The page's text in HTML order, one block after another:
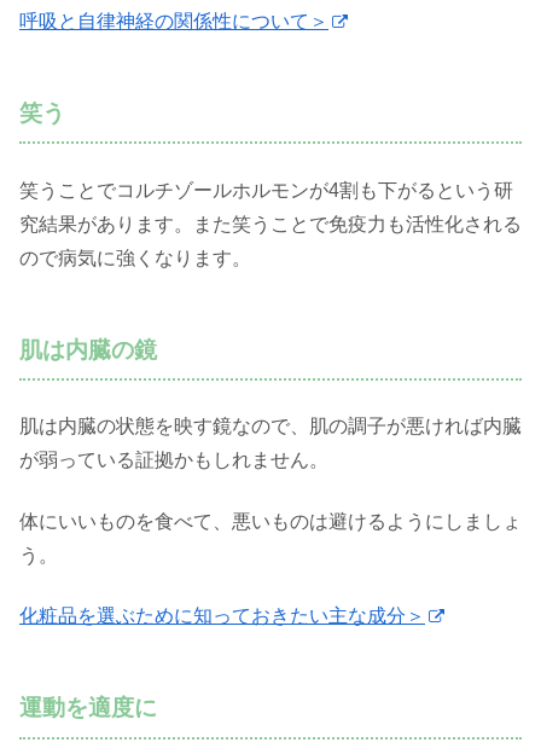
呼吸と自律神経の関係性について＞
笑う
笑うことでコルチゾールホルモンが4割も下がるという研
究結果があります。また笑うことで免疫力も活性化される
ので病気に強くなります。
肌は内臓の鏡
肌は内臓の状態を映す鏡なので、肌の調子が悪ければ内臓
が弱っている証拠かもしれません。
体にいいものを食べて、悪いものは避けるようにしましょ
う。
化粧品を選ぶために知っておきたい主な成分＞
運動を適度に